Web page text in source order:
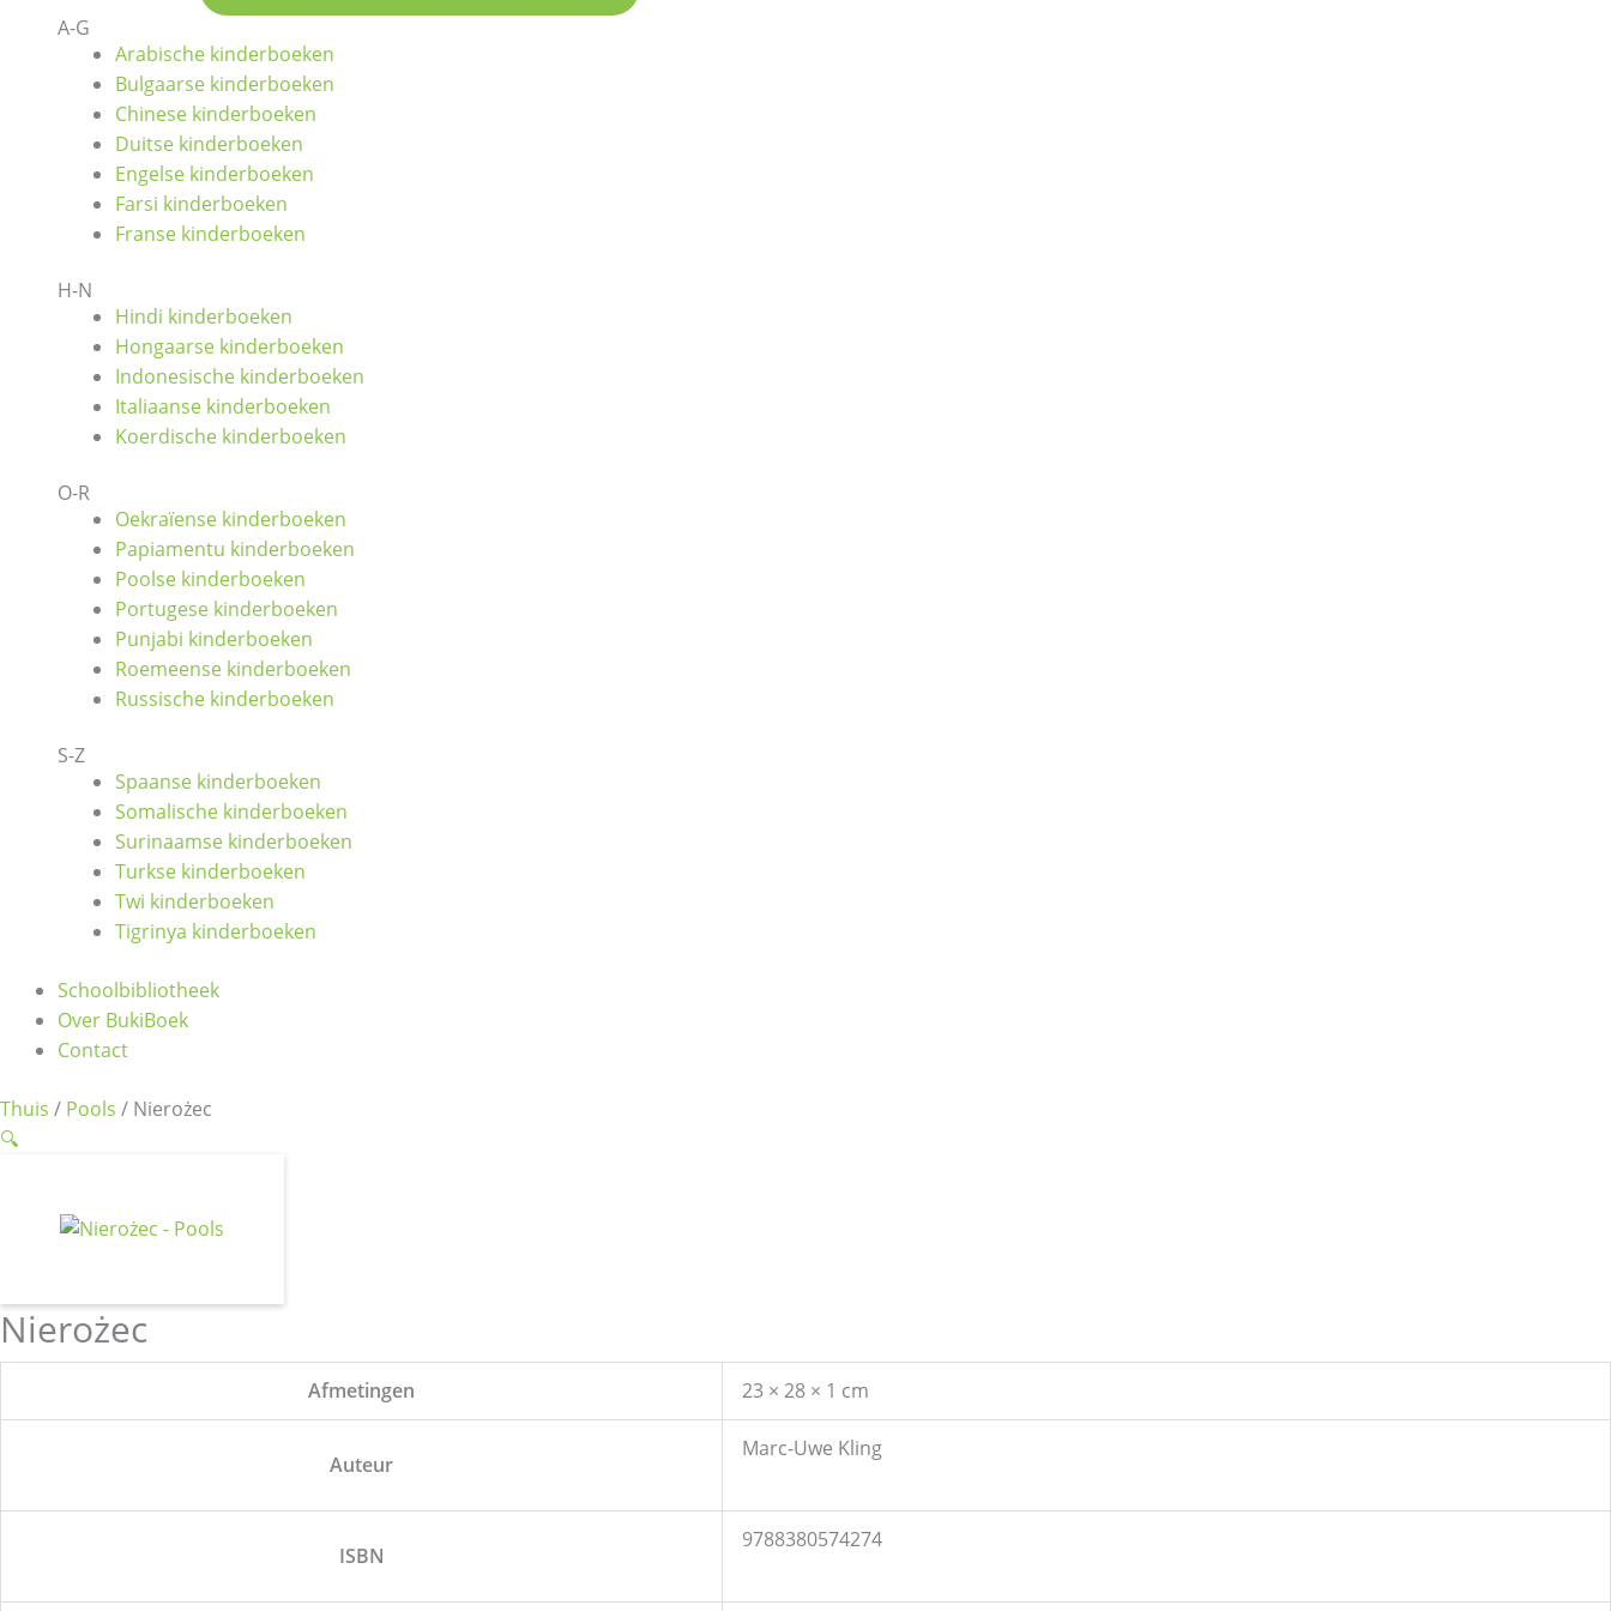
A-G
Arabische kinderboeken
Bulgaarse kinderboeken
Chinese kinderboeken
Duitse kinderboeken
Engelse kinderboeken
Farsi kinderboeken
Franse kinderboeken
H-N
Hindi kinderboeken
Hongaarse kinderboeken
Indonesische kinderboeken
Italiaanse kinderboeken
Koerdische kinderboeken
O-R
Oekraïense kinderboeken
Papiamentu kinderboeken
Poolse kinderboeken
Portugese kinderboeken
Punjabi kinderboeken
Roemeense kinderboeken
Russische kinderboeken
S-Z
Spaanse kinderboeken
Somalische kinderboeken
Surinaamse kinderboeken
Turkse kinderboeken
Twi kinderboeken
Tigrinya kinderboeken
Schoolbibliotheek
Over BukiBoek
Contact
Thuis / Pools / Nierożec
🔍
Nierożec
Afmetingen 23 × 28 × 1 cm
Auteur
Marc-Uwe Kling
ISBN
9788380574274